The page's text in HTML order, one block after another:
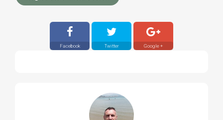
Facebook Twitter Google +